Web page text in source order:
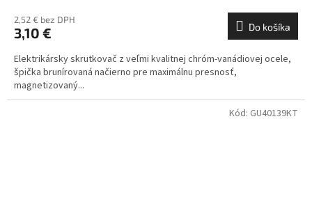
2,52 € bez DPH
3,10 € Do košíka
Elektrikársky skrutkovač z veľmi kvalitnej chróm-vanádiovej ocele,
špička brunírovaná načierno pre maximálnu presnosť,
magnetizovaný...
Kód: GU40139KT